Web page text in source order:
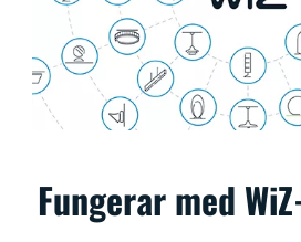
Fungerar med